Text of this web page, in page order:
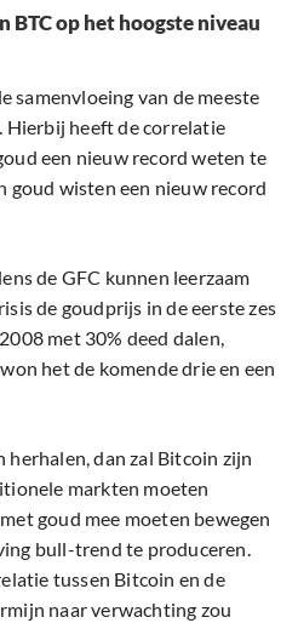
BTC op het hoogste niveau
samenvloeing van de meeste
Hierbij heeft de correlatie
een nieuw record weten te
goud wisten een nieuw record
de GFC kunnen leerzaam
de goudprijs in de eerste zes
met 30% deed dalen,
het de komende drie en een
herhalen, dan zal Bitcoin zijn
markten moeten
goud mee moeten bewegen
bull-trend te produceren.
tussen Bitcoin en de
naar verwachting zou